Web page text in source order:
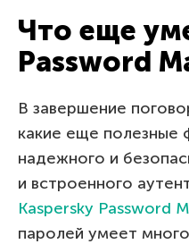
Что еще
Password
В завершение
какие еще полезные
надежного и
и встроенного
Kaspersky Password
паролей умеет